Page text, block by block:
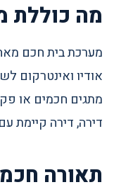
מה כוללת
מערכת בית חכם
אודיו ואינטרקום
מתגים חכמים או
דירה, דירה קיימת
תאורה